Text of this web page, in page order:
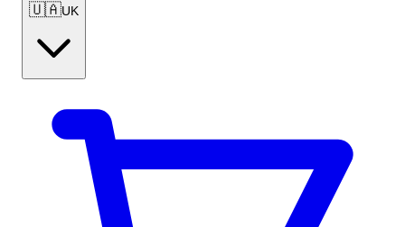
🇺🇦UK